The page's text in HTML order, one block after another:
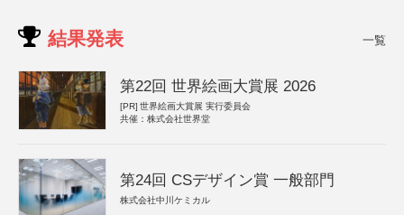
結果発表 一覧
第22回 世界絵画大賞展 2026
[PR] 世界絵画大賞展 実行委員会
共催：株式会社世界堂
第24回 CSデザイン賞 一般部門
株式会社中川ケミカル